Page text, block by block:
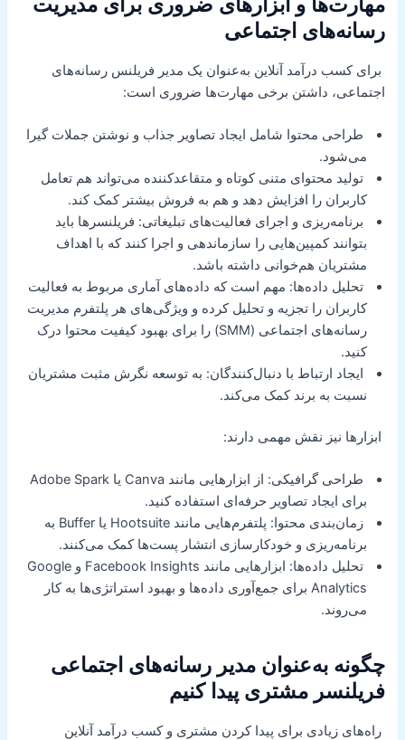
رسانه‌های اجتماعی
برای کسب درآمد آنلاین به‌عنوان یک مدیر فریلنس رسانه‌های
اجتماعی، داشتن برخی مهارت‌ها ضروری است:
طراحی محتوا شامل ایجاد تصاویر جذاب و نوشتن جملات گیرا
می‌شود.
تولید محتوای متنی کوتاه و متقاعدکننده می‌تواند هم تعامل
کاربران را افزایش دهد و هم به فروش بیشتر کمک کند.
برنامه‌ریزی و اجرای فعالیت‌های تبلیغاتی: فریلنسرها باید
بتوانند کمپین‌هایی را سازماندهی و اجرا کنند که با اهداف
مشتریان هم‌خوانی داشته باشد.
تحلیل داده‌ها: مهم است که داده‌های آماری مربوط به فعالیت
کاربران را تجزیه و تحلیل کرده و ویژگی‌های هر پلتفرم مدیریت
رسانه‌های اجتماعی (SMM) را برای بهبود کیفیت محتوا درک
کنید.
ایجاد ارتباط با دنبال‌کنندگان: به توسعه نگرش مثبت مشتریان
نسبت به برند کمک می‌کند.
ابزارها نیز نقش مهمی دارند:
طراحی گرافیکی: از ابزارهایی مانند Canva یا Adobe Spark
برای ایجاد تصاویر حرفه‌ای استفاده کنید.
زمان‌بندی محتوا: پلتفرم‌هایی مانند Hootsuite یا Buffer به
برنامه‌ریزی و خودکارسازی انتشار پست‌ها کمک می‌کنند.
تحلیل داده‌ها: ابزارهایی مانند Facebook Insights و Google
Analytics برای جمع‌آوری داده‌ها و بهبود استراتژی‌ها به کار
می‌روند.
چگونه به‌عنوان مدیر رسانه‌های اجتماعی
فریلنسر مشتری پیدا کنیم
راه‌های زیادی برای پیدا کردن مشتری و کسب درآمد آنلاین